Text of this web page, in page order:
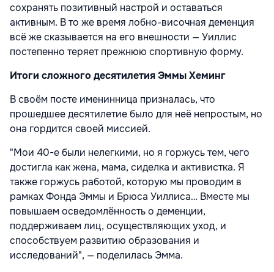
сохранять позитивный настрой и оставаться
активным. В то же время лобно-височная деменция
всё же сказывается на его внешности — Уиллис
постепенно теряет прежнюю спортивную форму.
Итоги сложного десятилетия Эммы Хеминг
В своём посте именинница призналась, что
прошедшее десятилетие было для неё непростым, но
она гордится своей миссией.
"Мои 40-е были нелегкими, но я горжусь тем, чего
достигла как жена, мама, сиделка и активистка. Я
также горжусь работой, которую мы проводим в
рамках Фонда Эммы и Брюса Уиллиса… Вместе мы
повышаем осведомлённость о деменции,
поддерживаем лиц, осуществляющих уход, и
способствуем развитию образования и
исследований", — поделилась Эмма.